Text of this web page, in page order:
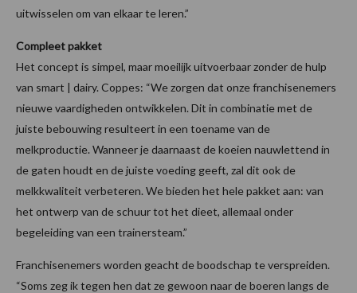
uitwisselen om van elkaar te leren.”
Compleet pakket
Het concept is simpel, maar moeilijk uitvoerbaar zonder de hulp
van smart | dairy. Coppes: “We zorgen dat onze franchisenemers
nieuwe vaardigheden ontwikkelen. Dit in combinatie met de
juiste bebouwing resulteert in een toename van de
melkproductie. Wanneer je daarnaast de koeien nauwlettend in
de gaten houdt en de juiste voeding geeft, zal dit ook de
melkkwaliteit verbeteren. We bieden het hele pakket aan: van
het ontwerp van de schuur tot het dieet, allemaal onder
begeleiding van een trainersteam.”
Franchisenemers worden geacht de boodschap te verspreiden.
“Soms zeg ik tegen hen dat ze gewoon naar de boeren langs de